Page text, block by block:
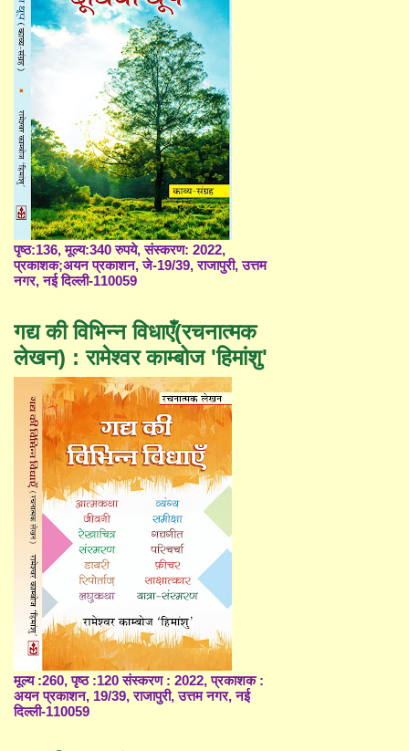
पृष्ठ:136, मूल्य:340 रुपये, संस्करण: 2022,
प्रकाशक;अयन प्रकाशन, जे-19/39, राजापुरी, उत्तम
नगर, नई दिल्ली-110059
गद्य की विभिन्न विधाएँ(रचनात्मक
लेखन) : रामेश्वर काम्बोज 'हिमांशु'
मूल्य :260, पृष्ठ :120 संस्करण : 2022, प्रकाशक :
अयन प्रकाशन, 19/39, राजापुरी, उत्तम नगर, नई
दिल्ली-110059